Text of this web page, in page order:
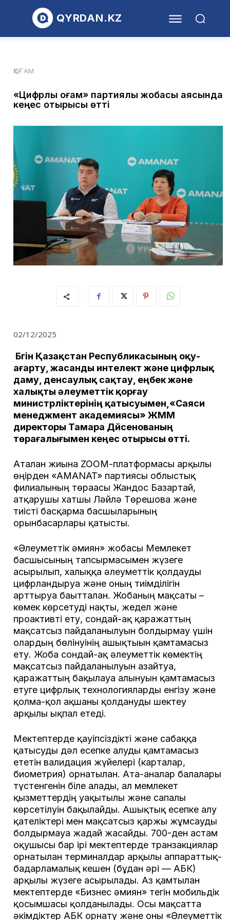
QYRDAN.KZ
ҚОҒАМ
«Цифрлық қоғам» партиялық жобасы аясында
кеңес отырысы өтті
02/12/2025
Бүгін Қазақстан Республикасының оқу-
ағарту, жасанды интелект және цифрлық
даму, денсаулық сақтау, еңбек және
халықты әлеуметтік қорғау
министрліктерінің қатысуымен,«Саяси
менеджмент академиясы» ЖММ
директоры Тамара Дүйсенованың
төрағалығымен кеңес отырысы өтті.
Аталған жиынға ZOOМ-платформасы арқылы
өңірден «AMANAT» партиясы облыстық
филиалының төрағасы Жандос Базартай,
атқарушы хатшы Ләйлә Төрешова және
тиісті басқарма басшыларының
орынбасарлары қатысты.
«Әлеуметтік әмиян» жобасы Мемлекет
басшысының тапсырмасымен жүзеге
асырылып, халыққа әлеуметтік қолдауды
цифрландыруға және оның тиімділігін
арттыруға бағытталған. Жобаның мақсаты –
көмек көрсетуді нақты, жедел және
проактивті ету, сондай-ақ қаражаттың
мақсатсыз пайдаланылуын болдырмау үшін
олардың бөлінуінің ашықтығын қамтамасыз
ету. Жоба сондай-ақ әлеуметтік көмектің
мақсатсыз пайдаланылуын азайтуға,
қаражаттың бақылауға алынуын қамтамасыз
етуге цифрлық технологияларды енгізу және
қолма-қол ақшаны қолдануды шектеу
арқылы ықпал етеді.
Мектептерде қауіпсіздікті және сабаққа
қатысуды дәл есепке алуды қамтамасыз
ететін валидация жүйелері (карталар,
биометрия) орнатылған. Ата-аналар балалары
түстенгенін біле алады, ал мемлекет
қызметтердің уақытылы және сапалы
көрсетілуін бақылайды. Ашықтық есепке алу
қателіктері мен мақсатсыз қаржы жұмсауды
болдырмауға жағдай жасайды. 700-ден астам
оқушысы бар ірі мектептерде транзакциялар
орнатылған терминалдар арқылы аппараттық-
бағдарламалық кешен (бұдан әрі — АБК)
арқылы жүзеге асырылады. Аз қамтылған
мектептерде «Бизнес әмиян» тегін мобильдік
қосымшасы қолданылады. Осы мақсатта
әкімдіктер АБК орнату және оны «Әлеуметтік